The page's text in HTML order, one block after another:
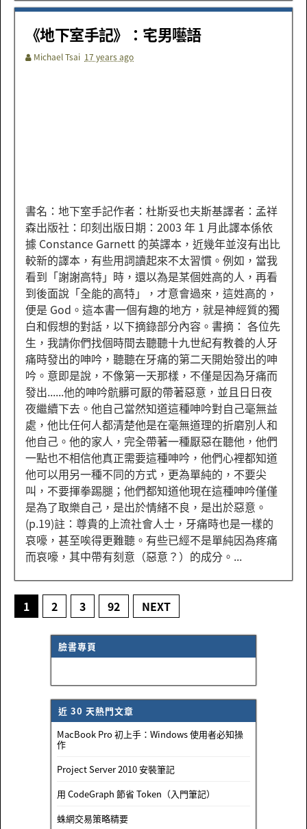
《地下室手記》：宅男囈語
Michael Tsai 17 years ago
書名：地下室手記作者：杜斯妥也夫斯基譯者：孟祥
森出版社：印刻出版日期：2003 年 1 月此譯本係依
據 Constance Garnett 的英譯本，近幾年並沒有出比
較新的譯本，有些用詞讀起來不太習慣。例如，當我
看到「謝謝高特」時，還以為是某個姓高的人，再看
到後面說「全能的高特」，才意會過來，這姓高的，
便是 God。這本書一個有趣的地方，就是神經質的獨
白和假想的對話，以下摘錄部分內容。書摘： 各位先
生，我請你們找個時間去聽聽十九世紀有教養的人牙
痛時發出的呻吟，聽聽在牙痛的第二天開始發出的呻
吟。意即是說，不像第一天那樣，不僅是因為牙痛而
發出......他的呻吟骯髒可厭的帶著惡意，並且日日夜
夜繼續下去。他自己當然知道這種呻吟對自己毫無益
處，他比任何人都清楚他是在毫無道理的折磨別人和
他自己。他的家人，完全帶著一種厭惡在聽他，他們
一點也不相信他真正需要這種呻吟，他們心裡都知道
他可以用另一種不同的方式，更為單純的，不要尖
叫，不要揮拳踢腿；他們都知道他現在這種呻吟僅僅
是為了取樂自己，是出於情緒不良，是出於惡意。
(p.19)註：尊貴的上流社會人士，牙痛時也是一樣的
哀嚎，甚至唉得更難聽。有些已經不是單純因為疼痛
而哀嚎，其中帶有刻意（惡意？）的成分。...
1 2 3 92 NEXT
臉書專頁
近 30 天熱門文章
MacBook Pro 初上手：Windows 使用者必知操
作
Project Server 2010 安裝筆記
用 CodeGraph 節省 Token（入門筆記）
蛛網交易策略精要